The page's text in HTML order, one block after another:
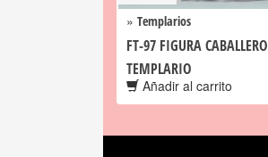
» Templarios
FT-97 FIGURA CABALLERO
TEMPLARIO
Añadir al carrito